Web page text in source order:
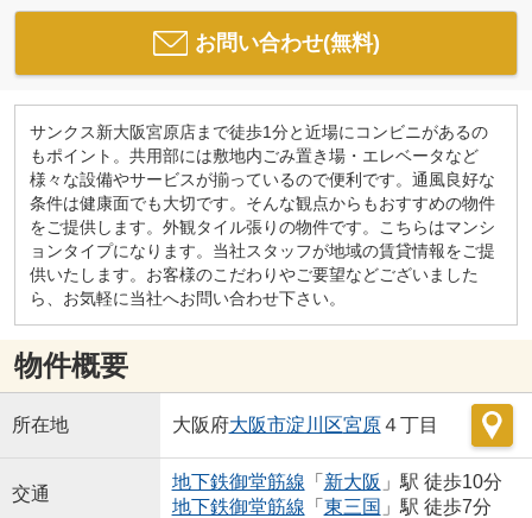
お問い合わせ(無料)
サンクス新大阪宮原店まで徒歩1分と近場にコンビニがあるの
もポイント。共用部には敷地内ごみ置き場・エレベータなど
様々な設備やサービスが揃っているので便利です。通風良好な
条件は健康面でも大切です。そんな観点からもおすすめの物件
をご提供します。外観タイル張りの物件です。こちらはマンシ
ョンタイプになります。当社スタッフが地域の賃貸情報をご提
供いたします。お客様のこだわりやご要望などございました
ら、お気軽に当社へお問い合わせ下さい。
物件概要
所在地 大阪府大阪市淀川区宮原４丁目
交通
地下鉄御堂筋線 「 新大阪 」駅 徒歩10分
地下鉄御堂筋線 「 東三国 」駅 徒歩7分